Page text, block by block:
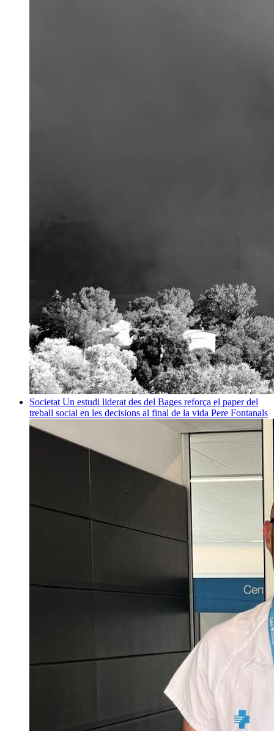
Societat Un estudi liderat des del Bages reforça el paper del
treball social en les decisions al final de la vida Pere Fontanals